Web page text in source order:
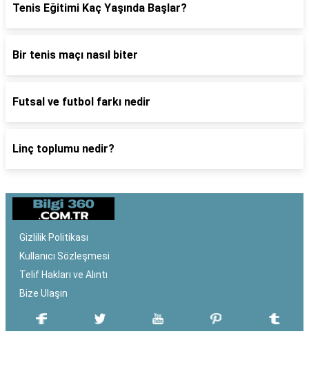
Tenis Eğitimi Kaç Yaşında Başlar?
Bir tenis maçı nasıl biter
Futsal ve futbol farkı nedir
Linç toplumu nedir?
Gizlilik Politikası
Kullanıcı Sözleşmesi
Telif Hakları ve Alıntı
Bize Ulaşın